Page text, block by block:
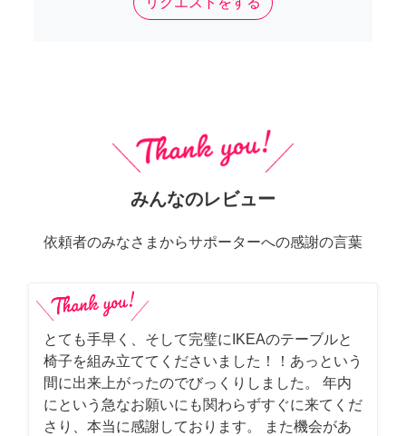
みんなのレビュー
依頼者のみなさまからサポーターへの感謝の言葉
とても手早く、そして完璧にIKEAのテーブルと
椅子を組み立ててくださいました！！あっという
間に出来上がったのでびっくりしました。 年内
にという急なお願いにも関わらずすぐに来てくだ
さり、本当に感謝しております。 また機会があ